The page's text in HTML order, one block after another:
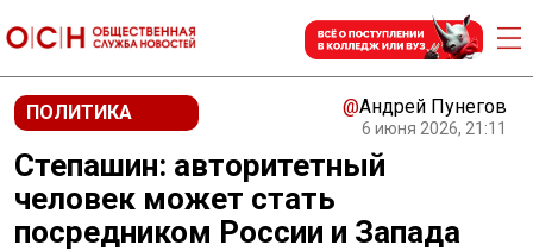
ПОЛИТИКА @Андрей Пунегов
6 июня 2026, 21:11
Степашин: авторитетный
человек может стать
посредником России и Запада